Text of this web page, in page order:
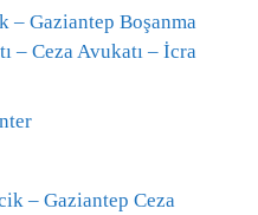
– Gaziantep Boşanma
– Ceza Avukatı – İcra
– Gaziantep Ceza